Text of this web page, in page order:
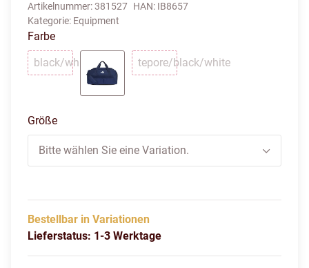
Artikelnummer:381527 HAN: IB8657
Kategorie: Equipment
Farbe
black/white
black/white
tepore/black/white
tepore/black/white
Größe
Bitte wählen Sie eine Variation.
Bestellbar in Variationen
Lieferstatus: 1-3 Werktage